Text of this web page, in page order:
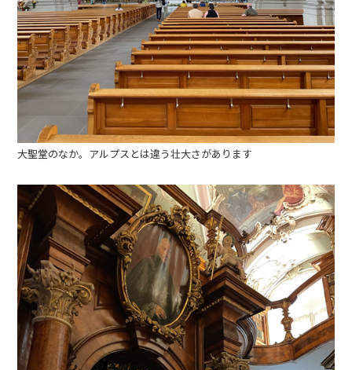
大聖堂のなか。アルプスとは違う壮大さがあります